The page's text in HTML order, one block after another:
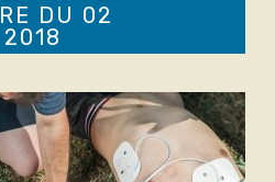
DU 02
2018